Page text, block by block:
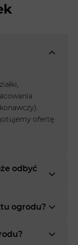
ofertę
odbyć
ogrodu?